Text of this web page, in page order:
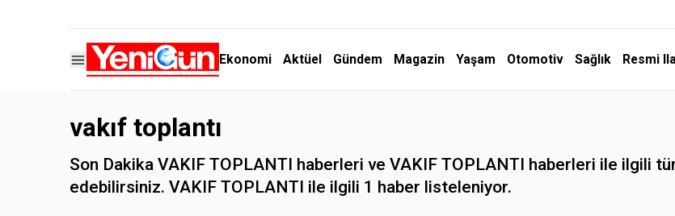
Ekonomi Aktüel Gündem Magazin Yaşam Otomotiv Sağlık Resmi
vakıf toplantı
Son Dakika VAKIF TOPLANTI haberleri ve VAKIF TOPLANTI haberleri ile ilgili
edebilirsiniz. VAKIF TOPLANTI ile ilgili 1 haber listeleniyor.